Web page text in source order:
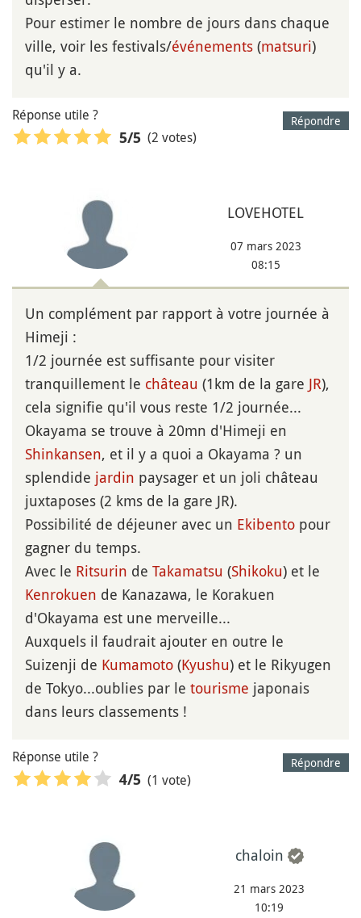
Pour estimer le nombre de jours dans chaque
ville, voir les festivals/événements (matsuri)
qu'il y a.
Répondre
Réponse utile ?
5/5 (2 votes)
LOVEHOTEL
07 mars 2023
08:15
Un complément par rapport à votre journée à
Himeji :
1/2 journée est suffisante pour visiter
tranquillement le château (1km de la gare JR),
cela signifie qu'il vous reste 1/2 journée...
Okayama se trouve à 20mn d'Himeji en
Shinkansen, et il y a quoi a Okayama ? un
splendide jardin paysager et un joli château
juxtaposes (2 kms de la gare JR).
Possibilité de déjeuner avec un Ekibento pour
gagner du temps.
Avec le Ritsurin de Takamatsu (Shikoku) et le
Kenrokuen de Kanazawa, le Korakuen
d'Okayama est une merveille...
Auxquels il faudrait ajouter en outre le
Suizenji de Kumamoto (Kyushu) et le Rikyugen
de Tokyo...oublies par le tourisme japonais
dans leurs classements !
Répondre
Réponse utile ?
4/5 (1 vote)
chaloin
21 mars 2023
10:19